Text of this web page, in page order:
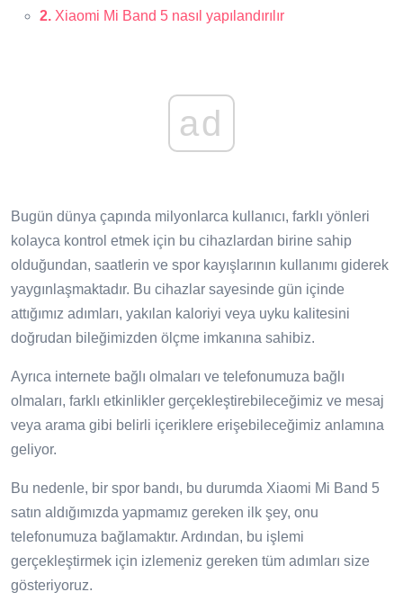
2. Xiaomi Mi Band 5 nasıl yapılandırılır
ad
Bugün dünya çapında milyonlarca kullanıcı, farklı yönleri
kolayca kontrol etmek için bu cihazlardan birine sahip
olduğundan, saatlerin ve spor kayışlarının kullanımı giderek
yaygınlaşmaktadır. Bu cihazlar sayesinde gün içinde
attığımız adımları, yakılan kaloriyi veya uyku kalitesini
doğrudan bileğimizden ölçme imkanına sahibiz.
Ayrıca internete bağlı olmaları ve telefonumuza bağlı
olmaları, farklı etkinlikler gerçekleştirebileceğimiz ve mesaj
veya arama gibi belirli içeriklere erişebileceğimiz anlamına
geliyor.
Bu nedenle, bir spor bandı, bu durumda Xiaomi Mi Band 5
satın aldığımızda yapmamız gereken ilk şey, onu
telefonumuza bağlamaktır. Ardından, bu işlemi
gerçekleştirmek için izlemeniz gereken tüm adımları size
gösteriyoruz.